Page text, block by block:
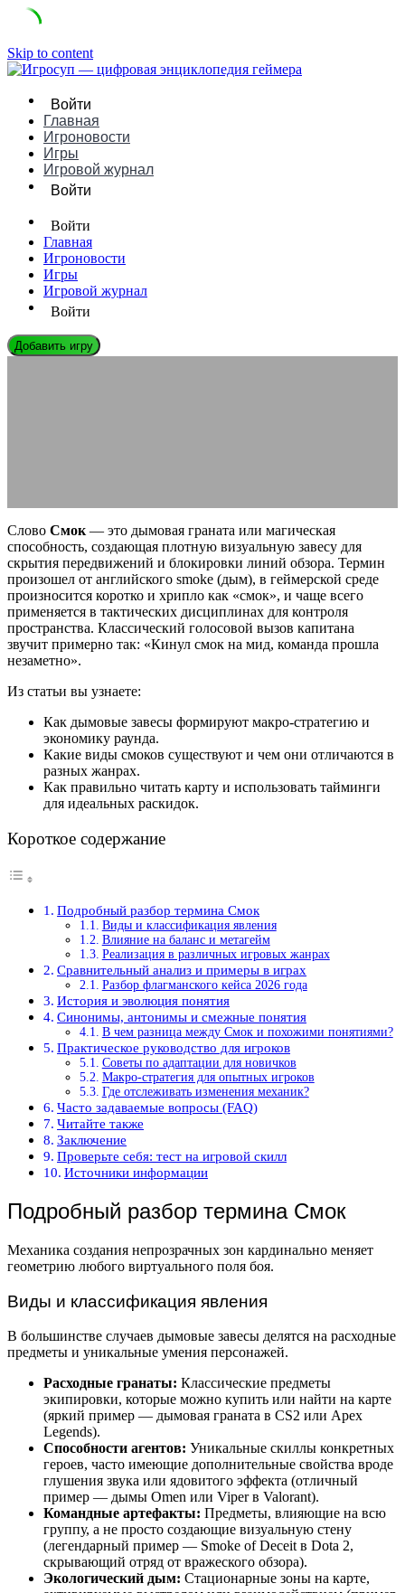
Skip to content
Войти
Главная
Игроновости
Игры
Игровой журнал
Войти
Войти
Главная
Игроновости
Игры
Игровой журнал
Войти
Добавить игру
Слово Смок — это дымовая граната или магическая
способность, создающая плотную визуальную завесу для
скрытия передвижений и блокировки линий обзора. Термин
произошел от английского smoke (дым), в геймерской среде
произносится коротко и хрипло как «смок», и чаще всего
применяется в тактических дисциплинах для контроля
пространства. Классический голосовой вызов капитана
звучит примерно так: «Кинул смок на мид, команда прошла
незаметно».
Из статьи вы узнаете:
Как дымовые завесы формируют макро-стратегию и
экономику раунда.
Какие виды смоков существуют и чем они отличаются в
разных жанрах.
Как правильно читать карту и использовать тайминги
для идеальных раскидок.
Короткое содержание
Подробный разбор термина Смок
Виды и классификация явления
Влияние на баланс и метагейм
Реализация в различных игровых жанрах
Сравнительный анализ и примеры в играх
Разбор флагманского кейса 2026 года
История и эволюция понятия
Синонимы, антонимы и смежные понятия
В чем разница между Смок и похожими понятиями?
Практическое руководство для игроков
Советы по адаптации для новичков
Макро-стратегия для опытных игроков
Где отслеживать изменения механик?
Часто задаваемые вопросы (FAQ)
Читайте также
Заключение
Проверьте себя: тест на игровой скилл
Источники информации
Подробный разбор термина Смок
Механика создания непрозрачных зон кардинально меняет
геометрию любого виртуального поля боя.
Виды и классификация явления
В большинстве случаев дымовые завесы делятся на расходные
предметы и уникальные умения персонажей.
Расходные гранаты: Классические предметы
экипировки, которые можно купить или найти на карте
(яркий пример — дымовая граната в CS2 или Apex
Legends).
Способности агентов: Уникальные скиллы конкретных
героев, часто имеющие дополнительные свойства вроде
глушения звука или ядовитого эффекта (отличный
пример — дымы Omen или Viper в Valorant).
Командные артефакты: Предметы, влияющие на всю
группу, а не просто создающие визуальную стену
(легендарный пример — Smoke of Deceit в Dota 2,
скрывающий отряд от вражеского обзора).
Экологический дым: Стационарные зоны на карте,